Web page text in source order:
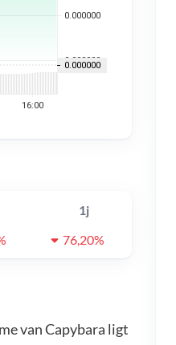
1j
76,20%
van Capybara ligt